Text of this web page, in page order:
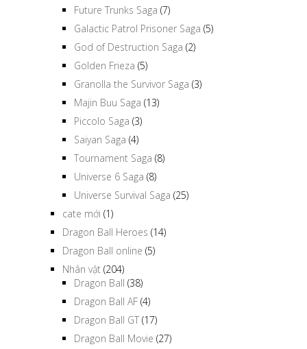
Future Trunks Saga (7)
Galactic Patrol Prisoner Saga (5)
God of Destruction Saga (2)
Golden Frieza (5)
Granolla the Survivor Saga (3)
Majin Buu Saga (13)
Piccolo Saga (3)
Saiyan Saga (4)
Tournament Saga (8)
Universe 6 Saga (8)
Universe Survival Saga (25)
cate mới (1)
Dragon Ball Heroes (14)
Dragon Ball online (5)
Nhân vật (204)
Dragon Ball (38)
Dragon Ball AF (4)
Dragon Ball GT (17)
Dragon Ball Movie (27)